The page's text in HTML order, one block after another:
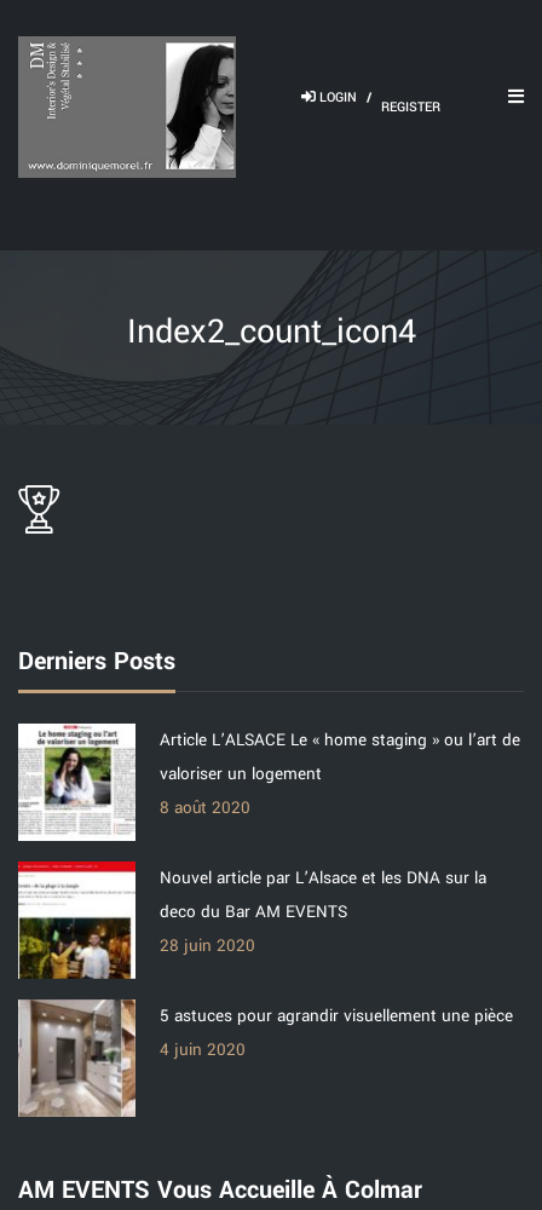
LOGIN /
REGISTER
Index2_count_icon4
Derniers Posts
Article L’ALSACE Le « home staging » ou l’art de
valoriser un logement
8 août 2020
Nouvel article par L’Alsace et les DNA sur la
deco du Bar AM EVENTS
28 juin 2020
5 astuces pour agrandir visuellement une pièce
4 juin 2020
AM EVENTS Vous Accueille À Colmar